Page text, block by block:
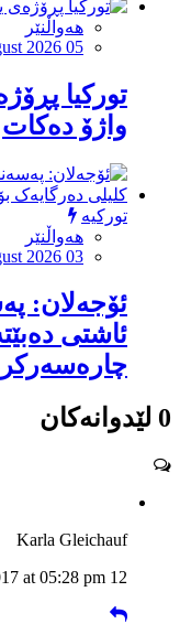
هەواڵنێر
2026 05
توركیا
واژۆ دەكات
تورکیە
هەواڵنێر
2026 03
ئۆجەلان:
ئاشتی
0 لێدوانەکان
Karla Gleichauf
12 May 2017 at 05:28 pm